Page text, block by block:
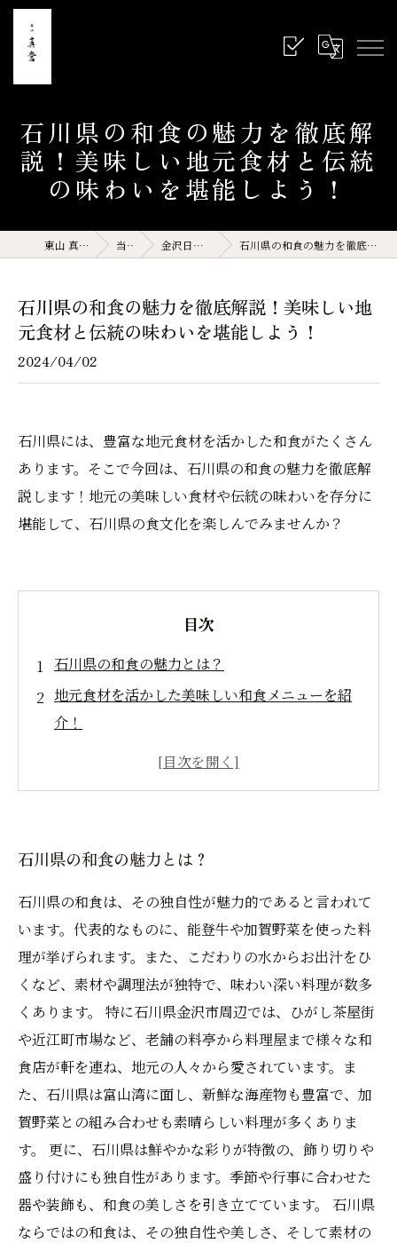
石川県の和食の魅力を徹底解
説！美味しい地元食材と伝統
の味わいを堪能しよう！
東山 真営 石川県 金沢 和食 当店の特徴 金沢日本料理(サイト運営記事) 石川県の和食の魅力を徹底解説！美味しい地元食材と伝統の味わいを堪能しよう！
石川県の和食の魅力を徹底解説！美味しい地
元食材と伝統の味わいを堪能しよう！
2024/04/02
石川県には、豊富な地元食材を活かした和食がたくさん
あります。そこで今回は、石川県の和食の魅力を徹底解
説します！地元の美味しい食材や伝統の味わいを存分に
堪能して、石川県の食文化を楽しんでみませんか？
目次
石川県の和食の魅力とは？
地元食材を活かした美味しい和食メニューを紹
介！
白米との相性抜群！石川県のおすすめ味噌汁
石川県の和食の魅力とは？
石川県の和食は、その独自性が魅力的であると言われて
います。代表的なものに、能登牛や加賀野菜を使った料
理が挙げられます。また、こだわりの水からお出汁をひ
くなど、素材や調理法が独特で、味わい深い料理が数多
くあります。 特に石川県金沢市周辺では、ひがし茶屋街
や近江町市場など、老舗の料亭から料理屋まで様々な和
食店が軒を連ね、地元の人々から愛されています。ま
た、石川県は富山湾に面し、新鮮な海産物も豊富で、加
賀野菜との組み合わせも素晴らしい料理が多くありま
す。 更に、石川県は鮮やかな彩りが特徴の、飾り切りや
盛り付けにも独自性があります。季節や行事に合わせた
器や装飾も、和食の美しさを引き立てています。 石川県
ならではの和食は、その独自性や美しさ、そして素材の